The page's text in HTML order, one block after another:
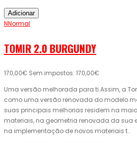
Adicionar
NNormal
TOMIR 2.0 BURGUNDY
170,00€ Sem impostos: 170,00€
Uma versão melhorada para ti.Assim, a
como uma versão renovada do modelo
suas principais melhorias residem na
materiais, na geometria renovada da sua
na implementação de novos materiais t..